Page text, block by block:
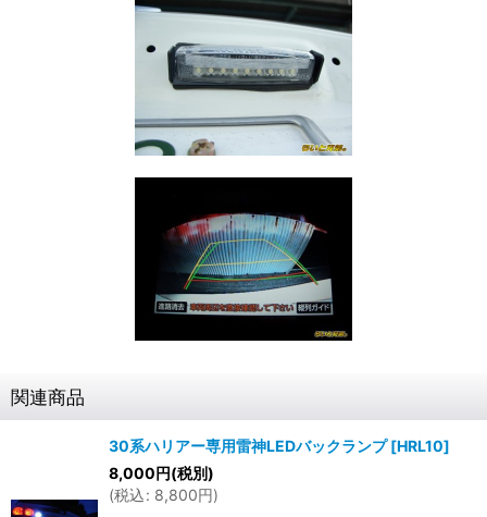
関連商品
30系ハリアー専用雷神LEDバックランプ [HRL10]
8,000円(税別)
(税込: 8,800円)